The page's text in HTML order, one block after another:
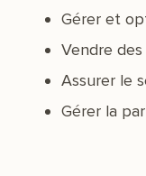
Gérer et
Vendre
Assurer le
Gérer la